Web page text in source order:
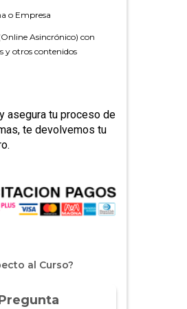
o Empresa
Asincrónico) con
y otros contenidos
asegura tu proceso de
te devolvemos tu
al Curso?